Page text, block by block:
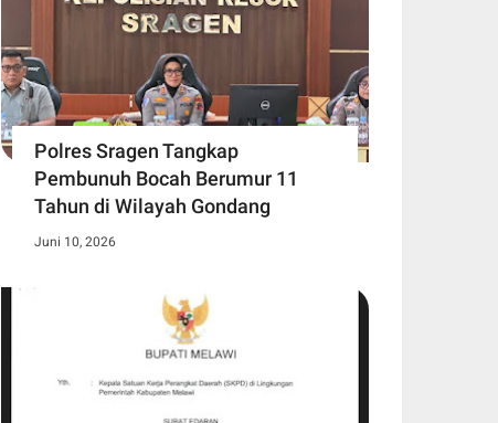
Polres Sragen Tangkap
Pembunuh Bocah Berumur 11
Tahun di Wilayah Gondang
Juni 10, 2026